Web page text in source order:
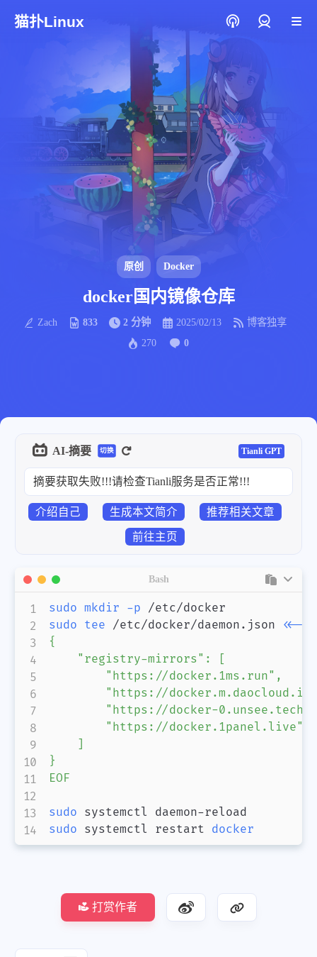
猫扑Linux
登录
原创 Docker
docker国内镜像仓库
Zach 833 2 分钟 2025/02/13
博客独享
270
0
AI-摘要 切换 Tianli GPT
摘要获取失败!!!请检查Tianli服务是否正常!!!
介绍自己 生成本文简介 推荐相关文章
前往主页
sudo mkdir -p
sudo tee /etc/docker/daemon.json <<-
{
    "registry-mirrors": [
        "https://docker.1ms.run",
"https://
        "https://docker-0.unsee.tech",
        "https://docker.1panel.live"
    ]
}
EOF
sudo
sudo systemctl restart docker
Bash
打赏作者